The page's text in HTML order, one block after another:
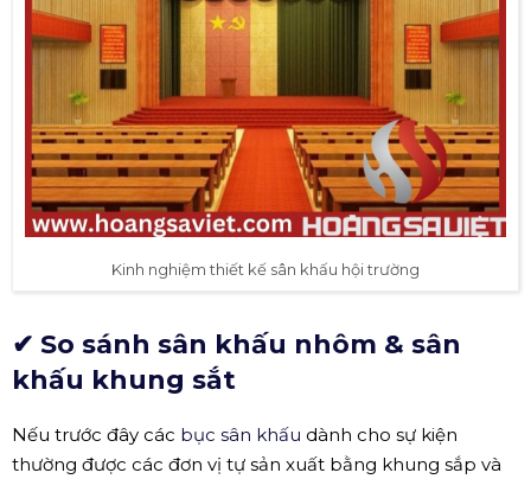
Kinh nghiệm thiết kế sân khấu hội trường
✔ So sánh sân khấu nhôm & sân
khấu khung sắt
Nếu trước đây các bục sân khấu dành cho sự kiện
thường được các đơn vị tự sản xuất bằng khung sắp và